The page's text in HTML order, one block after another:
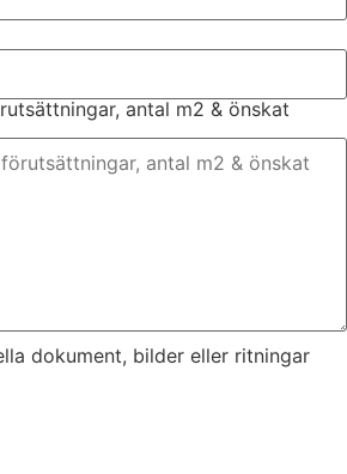
antal m2 & önskat
dokument, bilder eller ritningar